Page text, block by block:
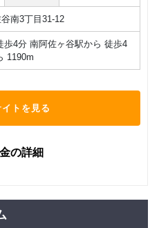
南3丁目31-12
歩4分 南阿佐ヶ谷駅から 徒歩4
1190m
トを見る
の詳細
255分